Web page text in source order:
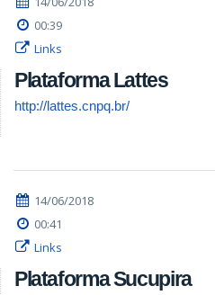
00:39
Links
Plataforma Lattes
http://lattes.cnpq.br/
14/06/2018
00:41
Links
Plataforma Sucupira